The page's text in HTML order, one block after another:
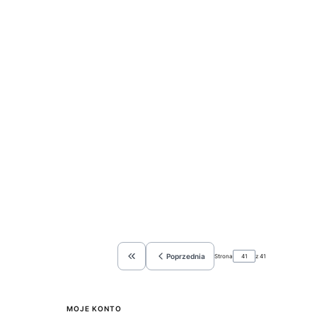
Wróć do pierwszej strony z produktami
Poprzednia Strona z 41
MOJE KONTO